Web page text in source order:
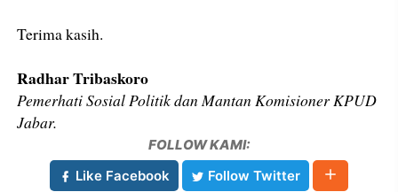
Terima kasih.
Radhar Tribaskoro
Pemerhati Sosial Politik dan Mantan Komisioner KPUD
Jabar.
FOLLOW KAMI:
Like Facebook
Follow Twitter